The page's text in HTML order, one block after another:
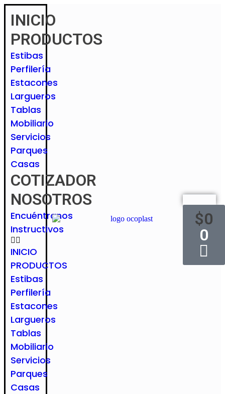
INICIO
PRODUCTOS
Estibas
Perfilería
Estacones
Largueros
Tablas
Mobiliario
Servicios
Parques
Casas
COTIZADOR
NOSOTROS
Encuéntranos
Instructivos
INICIO
PRODUCTOS
Estibas
Perfilería
Estacones
Largueros
Tablas
Mobiliario
Servicios
Parques
Casas
$0
0